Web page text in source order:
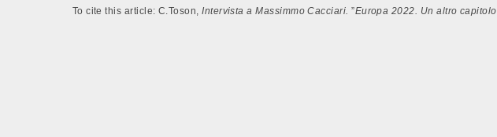
To cite this article: C.Toson,Intervista a Massimmo Cacciari.”Europa 2022. Un altro